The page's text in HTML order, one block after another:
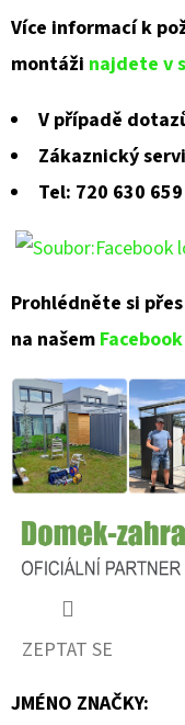
Více informací k
montáži najdete v
V případě
Zákaznický
Tel: 720 630
Prohlédněte si
na našem
ZEPTAT SE
JMÉNO ZNAČKY: